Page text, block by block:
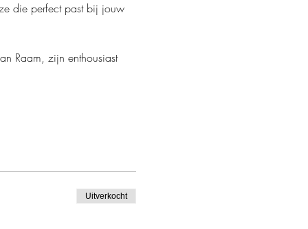
die perfect past bij jouw
Raam, zijn enthousiast
Uitverkocht